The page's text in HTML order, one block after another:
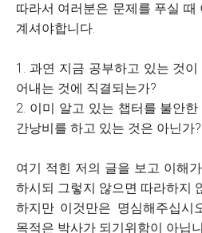
따라서 여러분은 문제를 푸실
계셔야합니다.
1. 과연 지금 공부하고 있는 것
어내는 것에 직결되는가?
2. 이미 알고 있는 챕터를 불안
간낭비를 하고 있는 것은 아닌가?
여기 적힌 저의 글을 보고 이해
하시되 그렇지 않으면 따라하지
하지만 이것만은 명심해주십시
목적은 박사가 되기위함이 아닙